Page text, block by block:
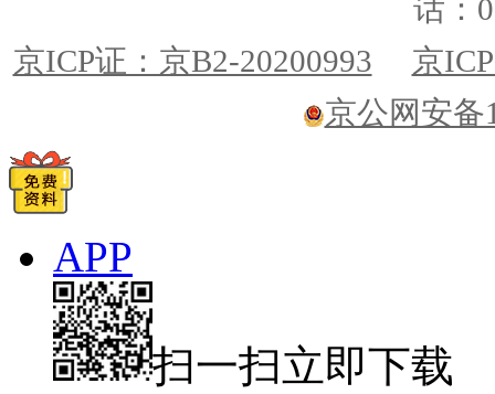
话：
京ICP证：京B2-20200993
京
京公网安备
APP
扫一扫立即下载